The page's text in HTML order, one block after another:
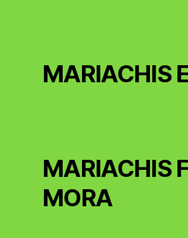
MARIACHIS
MARIACHIS
MORA